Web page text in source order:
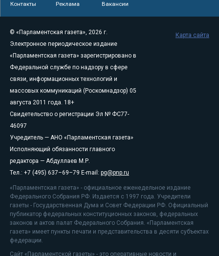
Контакты Реклама Вакансии
© «Парламентская газета», 2026 г.
Электронное периодическое издание
«Парламентская газета» зарегистрировано в
Федеральной службе по надзору в сфере
связи, информационных технологий и
массовых коммуникаций (Роскомнадзор) 05
августа 2011 года. 18+
Свидетельство о регистрации Эл № ФС77-
46097
Учредитель — АНО «Парламентская газета»
Исполняющий обязанности главного
редактора — Абдуллаев М.Р.
Тел.: +7 (495) 637–69–79 E-mail: pg@pnp.ru
«Парламентская газета» - официальное еженедельное издание
Федерального Собрания РФ. Издается с 1997 года. Учредители
газеты - Государственная Дума и Совет Федерации РФ. Официальный
публикатор федеральных конституционных законов, федеральных
законов и актов палат Федерального Собрания. «Парламентская
газета» имеет пункты печати и представительства в десяти субъектах
федерации.
Сайт «Парламентской газеты» - это оперативные новости и
Карта сайта